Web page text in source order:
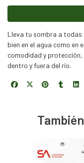
Lleva tu sombra a todas
bien en el agua como en
comodidad y
dentro y fuera del río.